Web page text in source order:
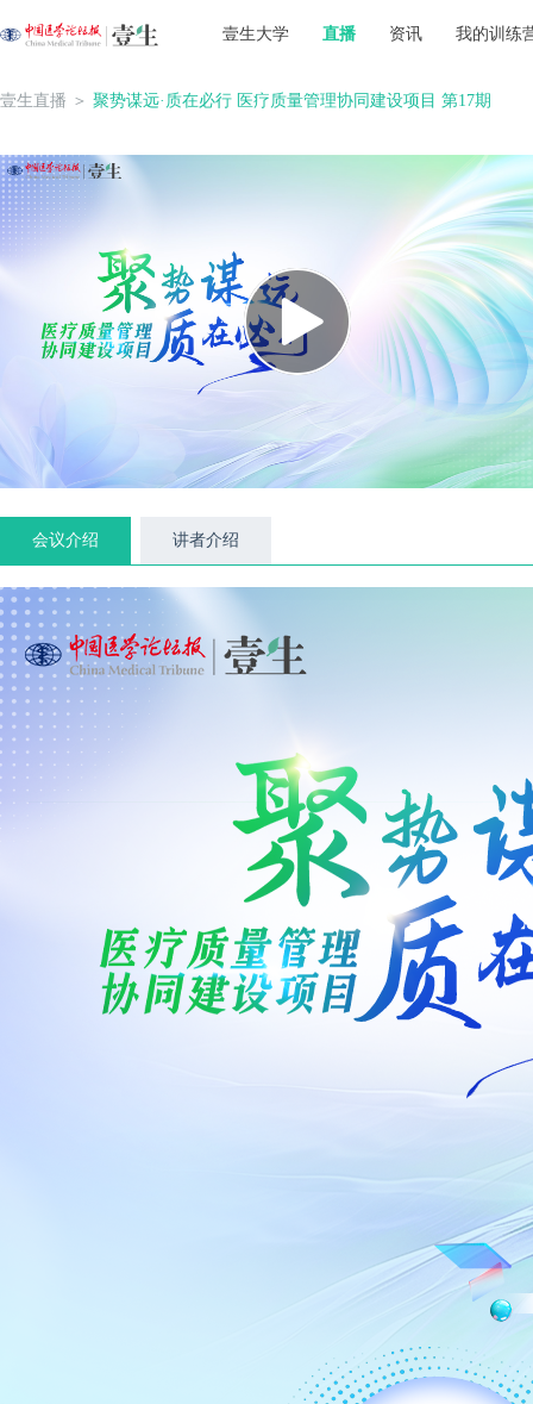
壹生大学 直播 资讯 我的训练
壹生直播 ＞ 聚势谋远·质在必行 医疗质量管理协同建设项目 第17期
会议介绍 讲者介绍